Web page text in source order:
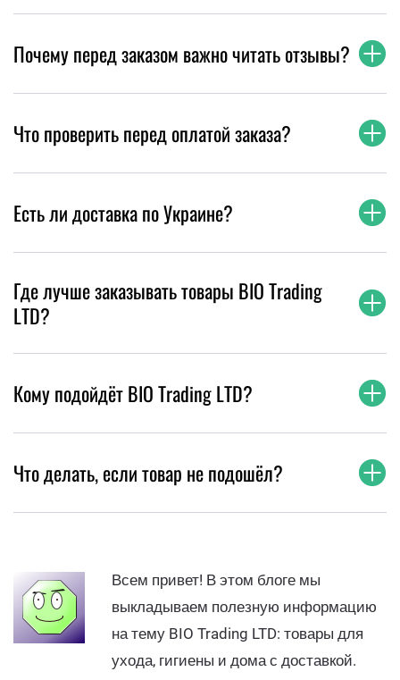
Почему перед заказом важно читать отзывы?
Что проверить перед оплатой заказа?
Есть ли доставка по Украине?
Где лучше заказывать товары BIO Trading
LTD?
Кому подойдёт BIO Trading LTD?
Что делать, если товар не подошёл?
Всем привет! В этом блоге мы
выкладываем полезную информацию
на тему BIO Trading LTD: товары для
ухода, гигиены и дома с доставкой.